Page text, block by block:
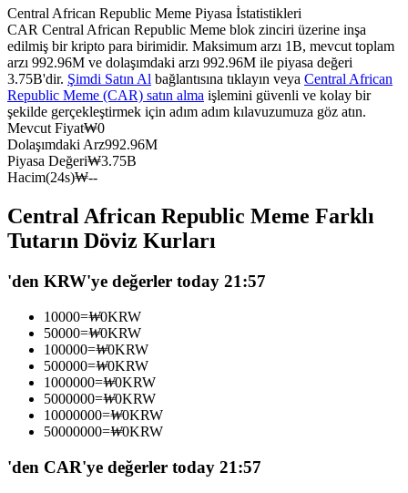
USDC Vadeli İşlemleri
USDC'yi teminat olarak kullanan vadeli işlemler
Kopya Ticaret
Kâr paylaşımı ve kopya ticaret komisyonlarının tadını çıkarın
Central African Republic Meme Piyasa İstatistikleri
CAR Central African Republic Meme blok zinciri üzerine inşa
edilmiş bir kripto para birimidir. Maksimum arzı 1B, mevcut toplam
arzı 992.96M ve dolaşımdaki arzı 992.96M ile piyasa değeri
3.75B'dir. Şimdi Satın Al bağlantısına tıklayın veya Central African
Republic Meme (CAR) satın alma işlemini güvenli ve kolay bir
şekilde gerçekleştirmek için adım adım kılavuzumuza göz atın.
Mevcut Fiyat₩0
Dolaşımdaki Arz992.96M
Piyasa Değeri₩3.75B
Hacim(24s)₩--
Central African Republic Meme Farklı
Tutarın Döviz Kurları
'den KRW'ye değerler today 21:57
10000=₩0KRW
50000=₩0KRW
100000=₩0KRW
500000=₩0KRW
1000000=₩0KRW
5000000=₩0KRW
10000000=₩0KRW
50000000=₩0KRW
'den CAR'ye değerler today 21:57